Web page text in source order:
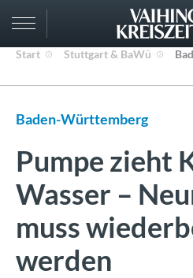
Start Stuttgart & BaWü
Baden-Württemberg
Pumpe zieht
Wasser –
muss
werden